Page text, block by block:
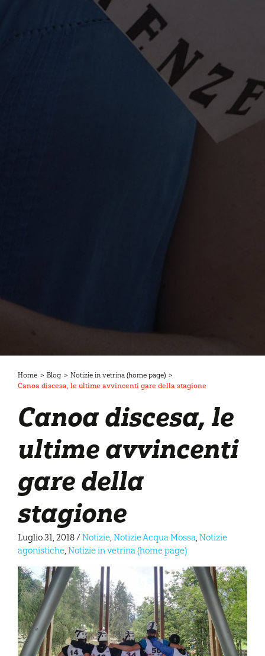
Home > Blog > Notizie in vetrina (home page) >
Canoa discesa, le ultime avvincenti gare della stagione
Canoa discesa, le
ultime avvincenti
gare della
stagione
Luglio 31, 2018/Notizie,Notizie Acqua Mossa,Notizie
agonistiche,Notizie in vetrina (home page)